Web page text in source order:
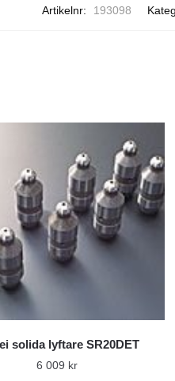
Artikelnr: 193098
solida lyftare SR20DET
6 009 kr